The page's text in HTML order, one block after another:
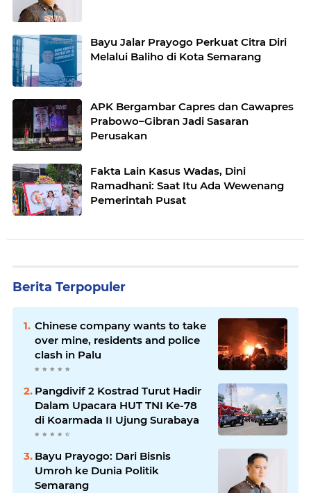
Bayu Jalar Prayogo Perkuat Citra Diri
Melalui Baliho di Kota Semarang
APK Bergambar Capres dan Cawapres
Prabowo–Gibran Jadi Sasaran
Perusakan
Fakta Lain Kasus Wadas, Dini
Ramadhani: Saat Itu Ada Wewenang
Pemerintah Pusat
Berita Terpopuler
Chinese company wants to take
over mine, residents and police
clash in Palu
Pangdivif 2 Kostrad Turut Hadir
Dalam Upacara HUT TNI Ke-78
di Koarmada II Ujung Surabaya
Bayu Prayogo: Dari Bisnis
Umroh ke Dunia Politik
Semarang